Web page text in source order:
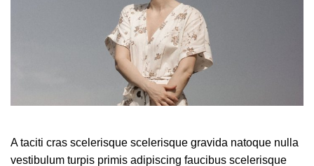
A taciti cras scelerisque scelerisque gravida natoque nulla
vestibulum turpis primis adipiscing faucibus scelerisque